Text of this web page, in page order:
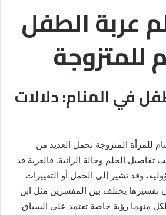
عربة الطفل
للمتزوجة
في المنام: دلالات
للمرأة المتزوجة تحمل العديد من
الحلم وحالة الرائية. فالعربة قد
وقد تشير إلى الحمل أو التغييرات
تفسيرها يختلف بين المفسرين مثل ابن
منهما رؤية خاصة تعتمد على السياق